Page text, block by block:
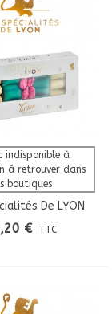
indisponible à
à retrouver dans
boutiques
De LYON
N°1
€ TTC